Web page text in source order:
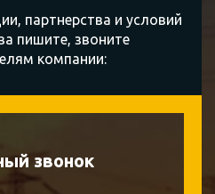
партнерства и условий
пишите, звоните
компании:
звонок